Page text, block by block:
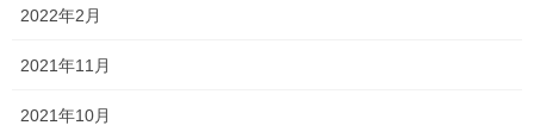
ネットショップ
病、災いをはねのける 六字真言
2022年2月
2021年11月
2021年10月